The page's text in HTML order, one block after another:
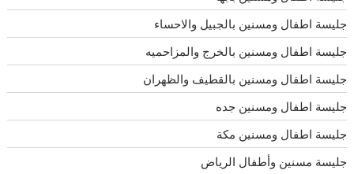
جليسة اطفال ومسنين بالجبيل والاحساء
جليسة اطفال ومسنين بالخرج والمزاحميه
جليسة اطفال ومسنين بالقطيف والظهران
جليسة اطفال ومسنين جده
جليسة اطفال ومسنين مكة
جليسة مسنين وأطفال الرياض